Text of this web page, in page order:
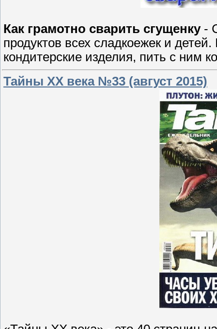
Как грамотно сварить сгущенку-
продуктов всех сладкоежек и
кондитерские изделия, пить с ним
Тайны ХХ века №33 (август 2015)